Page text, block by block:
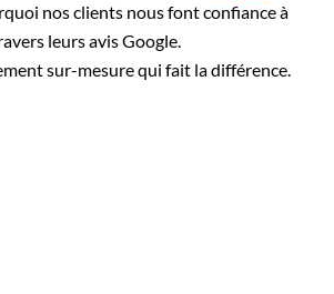
nos clients nous font confiance à
leurs avis Google.
sur-mesure qui fait la différence.